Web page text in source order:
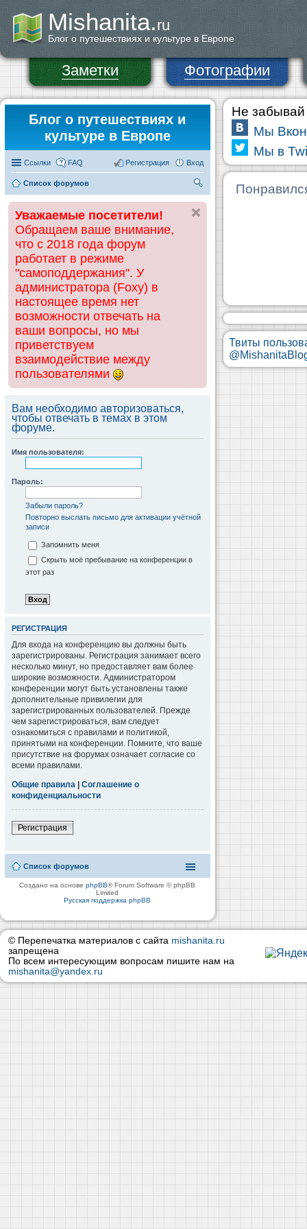
Mishanita.ru
Блог о путешествиях и культуре в Европе
Заметки Фотографии
Блог о путешествиях и
культуре в Европе
Ссылки FAQ Вход
Регистрация
Список форумов
ск
Уважаемые посетители!
Обращаем ваше внимание,
что с 2018 года форум
работает в режиме
"самоподдержания". У
администратора (Foxy) в
настоящее время нет
возможности отвечать на
ваши вопросы, но мы
приветствуем
взаимодействие между
пользователями
Вам необходимо авторизоваться,
чтобы отвечать в темах в этом
форуме.
Имя пользователя:
Пароль:
Забыли пароль?
Повторно выслать письмо для активации учётной
записи
Запомнить меня
Скрыть моё пребывание на конференции в
этот раз
РЕГИСТРАЦИЯ
Для входа на конференцию вы должны быть
зарегистрированы. Регистрация занимает всего
несколько минут, но предоставляет вам более
широкие возможности. Администратором
конференции могут быть установлены также
дополнительные привилегии для
зарегистрированных пользователей. Прежде
чем зарегистрироваться, вам следует
ознакомиться с правилами и политикой,
принятыми на конференции. Помните, что ваше
присутствие на форумах означает согласие со
всеми правилами.
Общие правила | Соглашение о
конфиденциальности
Регистрация
Список форумов
Создано на основеphpBB® Forum Software © phpBB
Limited
Русская поддержка phpBB
Не забывай
Мы
Мы в
Твиты
© Перепечатка материалов с сайта mishanita.ru
запрещена
По всем интересующим вопросам пишите нам на
mishanita@yandex.ru